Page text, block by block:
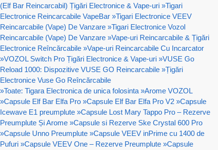
(Elf Bar Reincarcabil) Țigări Electronice & Vape-uri »Tigari
Electronice Reincarcabile VapeBar »Tigari Electronice VEEV
Reincarcabile (Vape) De Vanzare »Tigari Electronice Vozol
Reincarcabile (Vape) De Vanzare »Vape-uri Reincarcabile & Țigări
Electronice Reîncărcabile »Vape-uri Reincarcabile Cu Incarcator
»VOZOL Switch Pro Țigări Electronice & Vape-uri »VUSE Go
Reload 1000: Dispozitive VUSE GO Reincarcabile »Țigări
Electronice Vuse Go Reîncărcabile
»Toate: Tigara Electronica de unica folosinta »Arome VOZOL
»Capsule Elf Bar Elfa Pro »Capsule Elf Bar Elfa Pro V2 »Capsule
Icewave E1 preumplute »Capsule Lost Mary Tappo Pro – Rezerve
Preumplute Și Arome »Capsule si Rezerve Ske Crystal 600 Pro
»Capsule Unno Preumplute »Capsule VEEV inPrime cu 1400 de
Pufuri »Capsule VEEV One – Rezerve Preumplute »Capsule